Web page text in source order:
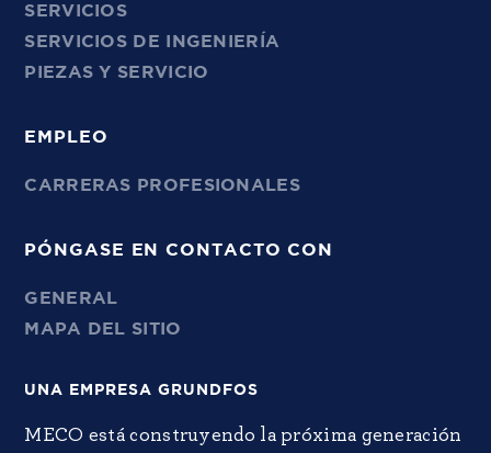
SERVICIOS
SERVICIOS DE INGENIERÍA
PIEZAS Y SERVICIO
EMPLEO
CARRERAS PROFESIONALES
PÓNGASE EN CONTACTO CON
GENERAL
MAPA DEL SITIO
UNA EMPRESA GRUNDFOS
MECO está construyendo la próxima generación